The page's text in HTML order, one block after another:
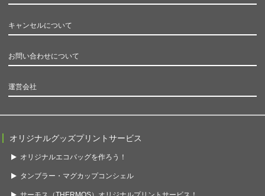
キャンセルについて
お問い合わせについて
運営会社
オリジナルグッズプリントサービス
オリジナルエコバッグを作ろう！
タンブラー・マグカップコンシェル